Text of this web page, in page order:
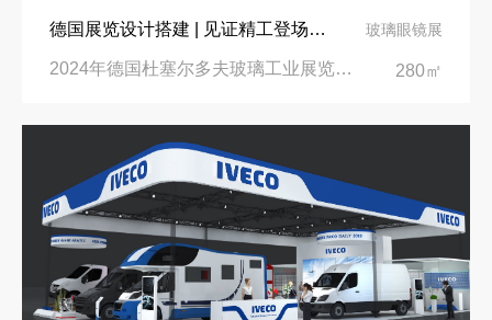
德国展览设计搭建 | 见证精工登场玻璃工业展览会 Glasstec 2024 玻璃眼镜展
2024年德国杜塞尔多夫玻璃工业展览会Glasstec|德国杜塞尔多夫会展中心 280㎡